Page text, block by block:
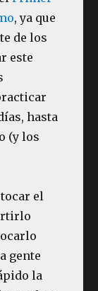
, ya que
de los
este
hasta
(y los
tocar el
gente
la